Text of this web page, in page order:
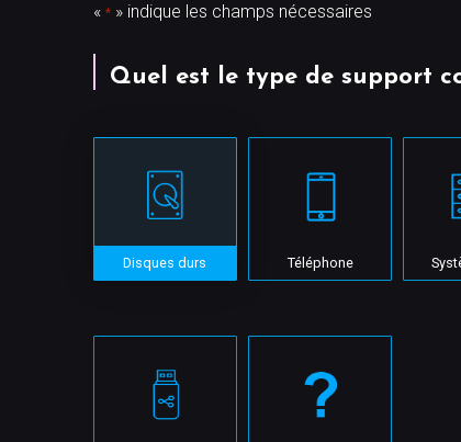
« *» indique les champs nécessaires
Quel est le type de support
Disques durs Téléphone